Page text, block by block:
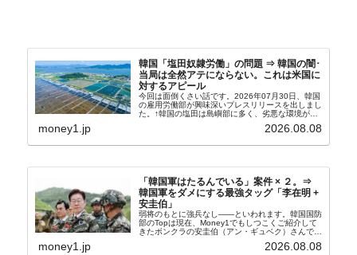
韓国「塩田奴隷労働」の問題 ⇒ 韓国の闇･
当局は全然アテにならない。これは米国に
対するアピール
今回は面倒くさい話です。2026年07月30日、韓国
の雇用労働部が興味深いプレスリリースを出しまし
た。↑韓国の塩田は島嶼部に多く、劣悪な環境が一
たといわれます（後述）。これは、いわゆる「塩田
money1.jp 2026.08.08
「韓国軍はたるんでいる」案件 × ２。⇒
韓国軍をダメにする最強タッグ「李在明 +
安圭伯」
弱将のもとに強兵なし――といわれます。韓国国防
部のTopは現在、Money1でもしつこくご紹介して
きたボンクラの安圭伯（アン・ギュベク）さんで
さんと「韓国初の文官上がり」の国防部長官安圭伯
money1.jp 2026.08.08